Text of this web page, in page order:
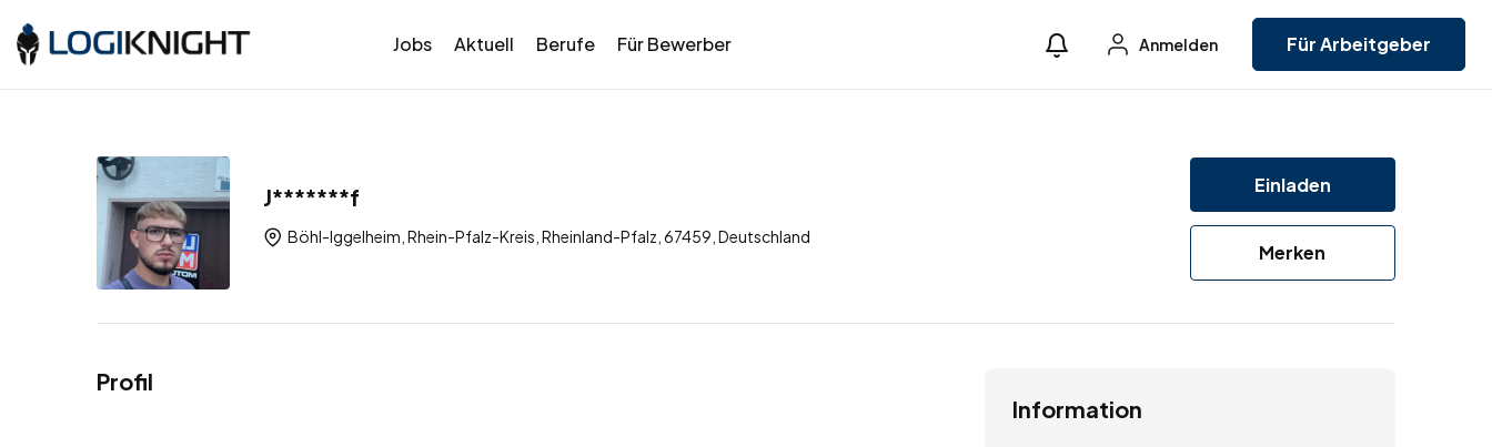
Jobs Aktuell Berufe Für Bewerber Anmelden Für Arbeitgeber
J*******f
Böhl-Iggelheim, Rhein-Pfalz-Kreis, Rheinland-Pfalz, 67459, Deutschland
Einladen
Merken
Profil
Information